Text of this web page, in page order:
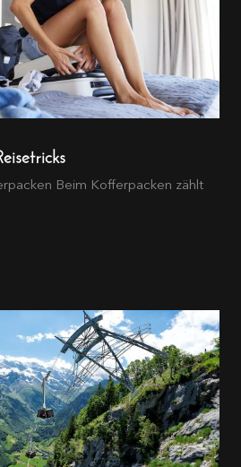
Beim Kofferpacken zählt